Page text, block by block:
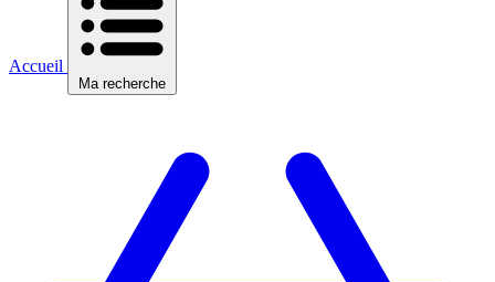
Accueil
Ma recherche